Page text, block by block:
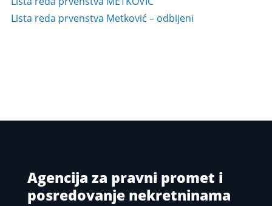
Lista reda prvenstva Metković – odbijeni
Agencija za pravni promet i
posredovanje nekretninama